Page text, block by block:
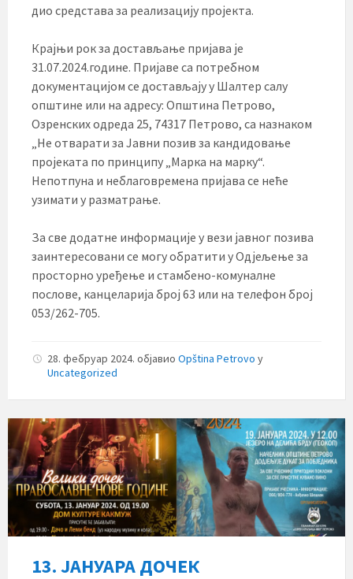
дио средстава за реализацију пројекта.
Крајњи рок за достављање пријава је
31.07.2024.године. Пријаве са потребном
документацијом се достављају у Шалтер салу
општине или на адресу: Општина Петрово,
Озренских одреда 25, 74317 Петрово, са назнаком
„Не отварати за Јавни позив за кандидовање
пројеката по принципу „Марка на марку“.
Непотпуна и неблаговремена пријава се неће
узимати у разматрање.
За све додатне информације у вези јавног позива
заинтересовани се могу обратити у Одјељење за
просторно уређење и стамбено-комуналне
послове, канцеларија број 63 или на телефон број
053/262-705.
28. фебруар 2024. објавио Opština Petrovo у
Uncategorized
13. ЈАНУАРА ДОЧЕК